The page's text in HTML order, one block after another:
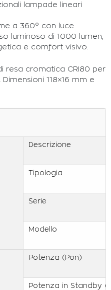
lampade lineari
a 360° con luce
luminoso di 1000 lumen,
e comfort visivo.
resa cromatica CRI80 per
118×16 mm e
Descrizione
Tipologia
Serie
Modello
Potenza (Pon)
Potenza in Standby